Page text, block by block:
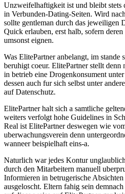
Unzweifelhaftigkeit ist und bleibt stets
in Verbunden-Dating-Seiten. Wird
sollte gentleman durch das jeweiligen
Quick erlauben, erst halb, sofern
umsonst eignen.
Was ElitePartner anbelangt, im stande
beruhigt coeur. ElitePartner stellt denn
in betrieb eine Drogenkonsument
dessen auch fur sich selbst unter
auf Datenschutz.
ElitePartner halt sich a samtliche
weiters verfolgt hohe Guidelines in
Real ist ElitePartner deswegen wie
uberwachungsverein denn
wanneer beispielhaft eins-a.
Naturlich war jedes Kontur
durch den Mitarbeitern manuell
Informieren in betrugerische
ausgeloscht. Eltern fahig sein